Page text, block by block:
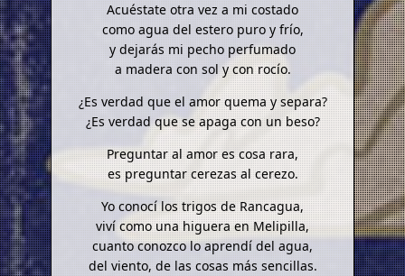
Acuéstate otra vez a mi costado
como agua del estero puro y frío,
y dejarás mi pecho perfumado
a madera con sol y con rocío.
¿Es verdad que el amor quema y separa?
¿Es verdad que se apaga con un beso?
Preguntar al amor es cosa rara,
es preguntar cerezas al cerezo.
Yo conocí los trigos de Rancagua,
viví como una higuera en Melipilla,
cuanto conozco lo aprendí del agua,
del viento, de las cosas más sencillas.